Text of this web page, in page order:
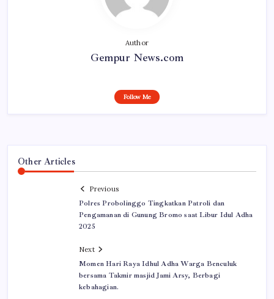
Author
Gempur News.com
Follow Me
Other Articles
Previous
Polres Probolinggo Tingkatkan Patroli dan
Pengamanan di Gunung Bromo saat Libur Idul Adha
2025
Next
Momen Hari Raya Idhul Adha Warga Benculuk
bersama Takmir masjid Jami Arsy, Berbagi
kebahagian.